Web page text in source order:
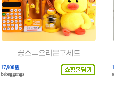
꿍스ㅡ오리문구세트
17,900원
bebeggungs